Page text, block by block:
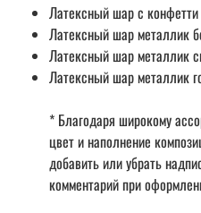
Латексный шар с
Латексный шар металлик
Латексный шар металлик
Латексный шар металлик
* Благодаря широкому
цвет и наполнение
добавить или убрать
комментарий при